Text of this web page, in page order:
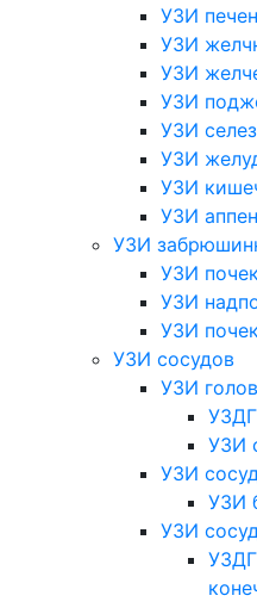
УЗИ
УЗИ
УЗИ
УЗИ
УЗИ
УЗИ
УЗИ
УЗИ
УЗИ
УЗИ почек
УЗИ
УЗИ
УЗИ сосудов
УЗИ
УЗИ
УЗИ
УЗИ
УЗИ